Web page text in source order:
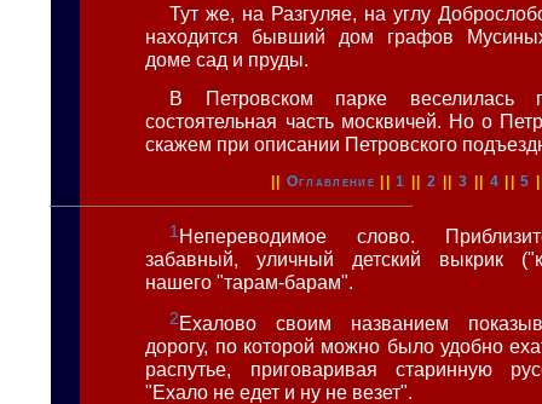
Тут же, на Разгуляе, на углу
находится бывший дом графов
доме сад и пруды.
В Петровском парке веселилась
состоятельная часть москвичей. Но о
скажем при описании Петровского
|| Оглавление ||1 ||2 || 3 || 4 ||5
1Непереводимое слово.
забавный, уличный детский выкрик
нашего "тарам-барам".
2Ехалово своим названием
дорогу, по которой можно было удобно
распутье, приговаривая старинную
"Ехало не едет и ну не везет".